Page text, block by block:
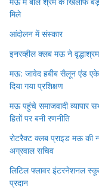
मिले
आंदोलन में संस्कार
इनरव्हील क्लब मऊ ने
मऊ: जावेद हबीब सैलून एंड
दिया गया प्रशिक्षण
मऊ पहुंचे समाजवादी व्यापार
हितों पर बनी रणनीति
रोटरैक्ट क्लब प्राइड मऊ की
अग्रवाल सचिव
लिटिल फ्लावर इंटरनेशनल
प्रदान